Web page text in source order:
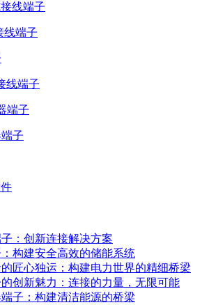
线端子
线端子
线端子
端子
子
：创新连接解决方案
构建安全高效的储能系统
匠心独运：构建电力世界的精细桥梁
创新魅力：连接的力量，无限可能
子：构建清洁能源的桥梁